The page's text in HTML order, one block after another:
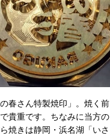
春さん特製焼印」。焼く
貴重です。ちなみに当方
焼きは静岡・浜名湖「い